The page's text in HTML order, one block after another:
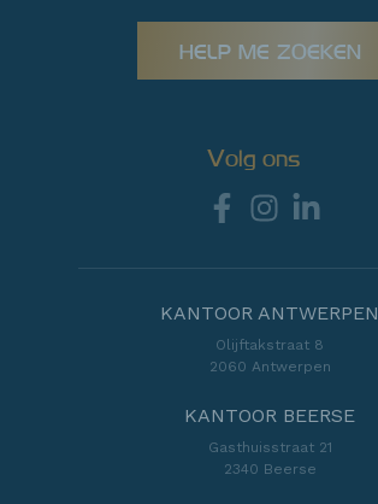
HELP ME ZOEKEN
Volg ons
KANTOOR ANTWERPEN
Olijftakstraat 8
2060 Antwerpen
KANTOOR BEERSE
Gasthuisstraat 21
2340 Beerse